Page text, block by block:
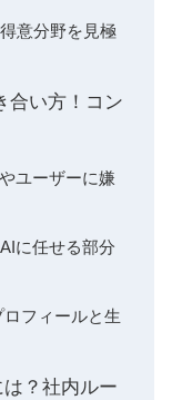
意分野を見極
合い方！コン
ユーザーに嫌
に任せる部分
フィールと生
？社内ルー